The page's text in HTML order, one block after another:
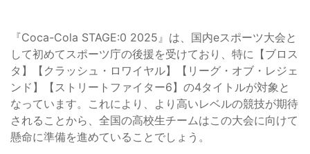
『Coca-Cola STAGE:0 2025』は、国内eスポーツ大会と
して初めてスポーツ庁の後援を受けており、特に【ブロス
タ】【クラッシュ・ロワイヤル】【リーグ・オブ・レジェ
ンド】【ストリートファイター6】の4タイトルが対象と
なっています。これにより、より高いレベルの競技が期待
されることから、全国の高校生チームはこの大会に向けて
懸命に準備を進めていることでしょう。